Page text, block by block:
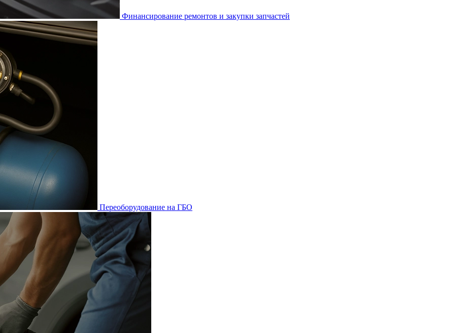
Финансирование ремонтов и закупки запчастей
Переоборудование на ГБО